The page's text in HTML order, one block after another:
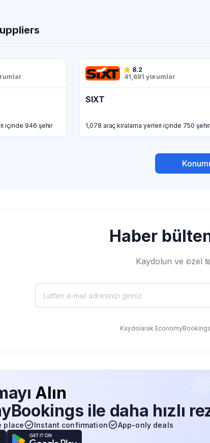
içinde 946 şehir
8.2
41,681 yorumlar
SIXT
1,078 araç kiralama yerleri içinde 750 şehir
Haber
Kaydolun ve özel
Kaydolarak
Alın
ile daha hızlı
place Instant confirmation App-only deals